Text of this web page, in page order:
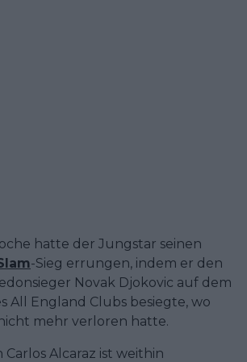
hatte der Jungstar seinen
-Sieg errungen, indem er den
Novak Djokovic auf dem
All England Clubs besiegte, wo
mehr verloren hatte.
Carlos Alcaraz ist weithin